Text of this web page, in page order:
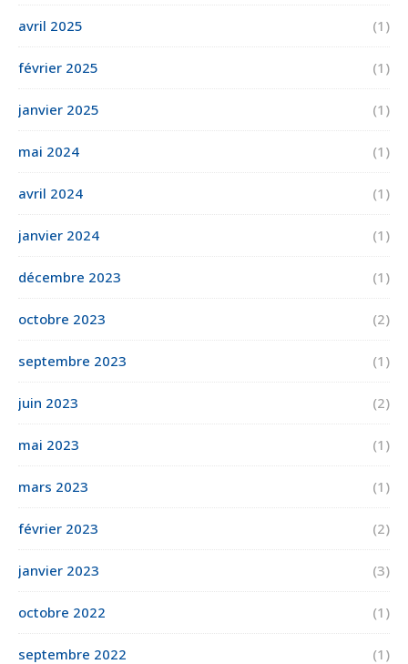
avril 2025 (1)
février 2025 (1)
janvier 2025 (1)
mai 2024 (1)
avril 2024 (1)
janvier 2024 (1)
décembre 2023 (1)
octobre 2023 (2)
septembre 2023 (1)
juin 2023 (2)
mai 2023 (1)
mars 2023 (1)
février 2023 (2)
janvier 2023 (3)
octobre 2022 (1)
septembre 2022 (1)